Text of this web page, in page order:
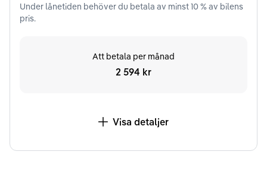
Under lånetiden behöver du betala av minst10% av bilens
pris.
Att betala per månad
2 594 kr
Visa detaljer